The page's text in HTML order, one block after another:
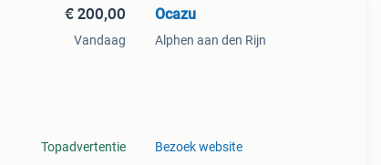
€ 200,00
Vandaag
Topadvertentie
Ocazu
Alphen aan den Rijn
Bezoek website